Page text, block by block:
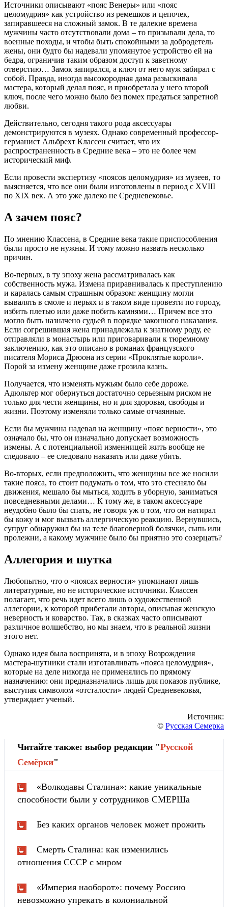
Источники описывают «пояс Венеры» или «пояс
целомудрия» как устройство из ремешков и цепочек,
запиравшееся на сложный замок. В те далекие времена
мужчины часто отсутствовали дома – то призывали дела, то
военные походы, и чтобы быть спокойными за добродетель
жены, они будто бы надевали упомянутое устройство ей на
бедра, ограничив таким образом доступ к заветному
отверстию… Замок запирался, а ключ от него муж забирал с
собой. Правда, иногда высокородная дама разыскивала
мастера, который делал пояс, и приобретала у него второй
ключ, после чего можно было без помех предаться запретной
любви.
Действительно, сегодня такого рода аксессуары
демонстрируются в музеях. Однако современный профессор-
германист Альбрехт Классен считает, что их
распространенность в Средние века – это не более чем
исторический миф.
Если провести экспертизу «поясов целомудрия» из музеев, то
выясняется, что все они были изготовлены в период с XVIII
по XIX век. А это уже далеко не Средневековье.
А зачем пояс?
По мнению Классена, в Средние века такие приспособления
были просто не нужны. И тому можно назвать несколько
причин.
Во-первых, в ту эпоху жена рассматривалась как
собственность мужа. Измена приравнивалась к преступлению
и каралась самым страшным образом: женщину могли
вывалять в смоле и перьях и в таком виде провезти по городу,
избить плетью или даже побить камнями… Причем все это
могло быть назначено судьей в порядке законного наказания.
Если согрешившая жена принадлежала к знатному роду, ее
отправляли в монастырь или приговаривали к тюремному
заключению, как это описано в романах французского
писателя Мориса Дрюона из серии «Проклятые короли».
Порой за измену женщине даже грозила казнь.
Получается, что изменять мужьям было себе дороже.
Адюльтер мог обернуться достаточно серьезным риском не
только для чести женщины, но и для здоровья, свободы и
жизни. Поэтому изменяли только самые отчаянные.
Если бы мужчина надевал на женщину «пояс верности», это
означало бы, что он изначально допускает возможность
измены. А с потенциальной изменницей жить вообще не
следовало – ее следовало наказать или даже убить.
Во-вторых, если предположить, что женщины все же носили
такие пояса, то стоит подумать о том, что это стесняло бы
движения, мешало бы мыться, ходить в уборную, заниматься
повседневными делами… К тому же, в таком аксессуаре
неудобно было бы спать, не говоря уж о том, что он натирал
бы кожу и мог вызвать аллергическую реакцию. Вернувшись,
супруг обнаружил бы на теле благоверной болячки, сыпь или
пролежни, а какому мужчине было бы приятно это созерцать?
Аллегория и шутка
Любопытно, что о «поясах верности» упоминают лишь
литературные, но не исторические источники. Классен
полагает, что речь идет всего лишь о художественной
аллегории, к которой прибегали авторы, описывая женскую
неверность и коварство. Так, в сказках часто описывают
различное волшебство, но мы знаем, что в реальной жизни
этого нет.
Однако идея была воспринята, и в эпоху Возрождения
мастера-шутники стали изготавливать «пояса целомудрия»,
которые на деле никогда не применялись по прямому
назначению: они предназначались лишь для показов публике,
выступая символом «отсталости» людей Средневековья,
утверждает ученый.
Источник:
© Русская Семерка
Читайте также: выбор редакции "Русской
Cемёрки"
«Волкодавы Сталина»: какие уникальные
способности были у сотрудников СМЕРШа
Без каких органов человек может прожить
Смерть Сталина: как изменились
отношения СССР с миром
«Империя наоборот»: почему Россию
невозможно упрекать в колониальной